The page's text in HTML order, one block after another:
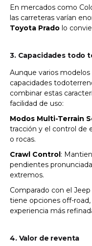
En mercados como
las carreteras varían
Toyota Prado lo
3. Capacidades todo
Aunque varios
capacidades
combinar estas
facilidad de uso:
Modos Multi-Terrain
tracción y el control de
o rocas.
Crawl Control:
pendientes
extremos.
Comparado con el
tiene opciones off-road,
experiencia más
4. Valor de reventa